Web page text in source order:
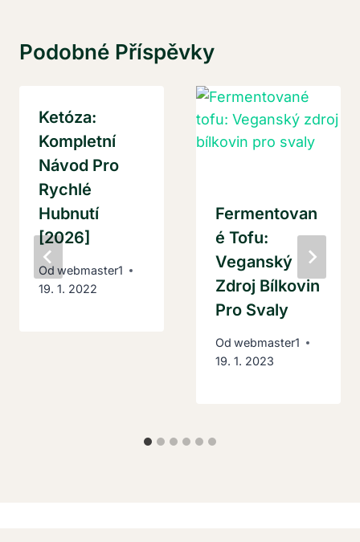
Podobné Příspěvky
Ketóza:
Kompletní
Návod Pro
Rychlé
Hubnutí
[2026]
Od webmaster1
19. 1. 2022
Fermentovan
É Tofu:
Veganský
Zdroj Bílkovin
Pro Svaly
Od webmaster1
19. 1. 2023